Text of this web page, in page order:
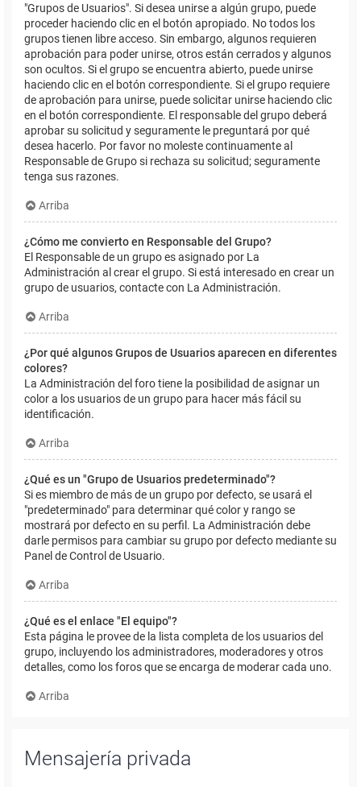
"Grupos de Usuarios". Si desea unirse a algún grupo, puede
proceder haciendo clic en el botón apropiado. No todos los
grupos tienen libre acceso. Sin embargo, algunos requieren
aprobación para poder unirse, otros están cerrados y algunos
son ocultos. Si el grupo se encuentra abierto, puede unirse
haciendo clic en el botón correspondiente. Si el grupo requiere
de aprobación para unirse, puede solicitar unirse haciendo clic
en el botón correspondiente. El responsable del grupo deberá
aprobar su solicitud y seguramente le preguntará por qué
desea hacerlo. Por favor no moleste continuamente al
Responsable de Grupo si rechaza su solicitud; seguramente
tenga sus razones.
Arriba
¿Cómo me convierto en Responsable del Grupo?
El Responsable de un grupo es asignado por La
Administración al crear el grupo. Si está interesado en crear un
grupo de usuarios, contacte con La Administración.
Arriba
¿Por qué algunos Grupos de Usuarios aparecen en diferentes
colores?
La Administración del foro tiene la posibilidad de asignar un
color a los usuarios de un grupo para hacer más fácil su
identificación.
Arriba
¿Qué es un "Grupo de Usuarios predeterminado"?
Si es miembro de más de un grupo por defecto, se usará el
"predeterminado" para determinar qué color y rango se
mostrará por defecto en su perfil. La Administración debe
darle permisos para cambiar su grupo por defecto mediante su
Panel de Control de Usuario.
Arriba
¿Qué es el enlace "El equipo"?
Esta página le provee de la lista completa de los usuarios del
grupo, incluyendo los administradores, moderadores y otros
detalles, como los foros que se encarga de moderar cada uno.
Arriba
Mensajería privada